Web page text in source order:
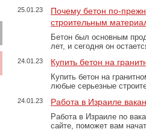
25.01.23
Почему бетон по-
строительным
Бетон был основным
лет, и сегодня он
24.01.23 Купить бетон на
Купить бетон на
любые серьезные
24.01.23 Работа в Израиле
Работа в Израиле по
сайте, поможет вам